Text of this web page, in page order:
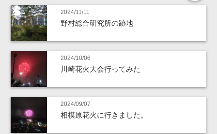
2024/11/11
野村総合研究所の跡地
2024/10/06
川崎花火大会行ってみた
2024/09/07
相模原花火に行きました。